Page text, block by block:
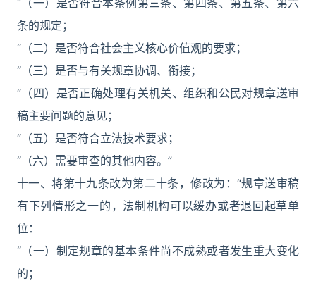
“（一）是否符合本条例第三条、第四条、第五条、第六
条的规定；
“（二）是否符合社会主义核心价值观的要求；
“（三）是否与有关规章协调、衔接；
“（四）是否正确处理有关机关、组织和公民对规章送审
稿主要问题的意见；
“（五）是否符合立法技术要求；
“（六）需要审查的其他内容。”
十一、将第十九条改为第二十条，修改为：“规章送审稿
有下列情形之一的，法制机构可以缓办或者退回起草单
位：
“（一）制定规章的基本条件尚不成熟或者发生重大变化
的；